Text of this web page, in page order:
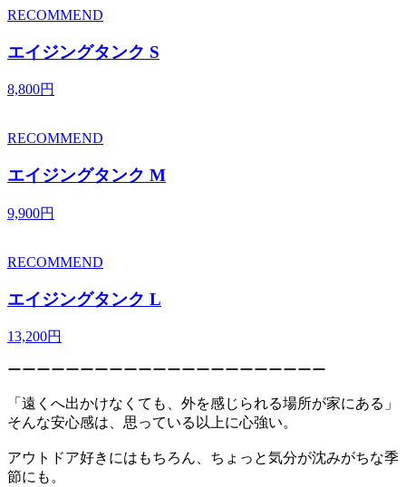
RECOMMEND
エイジングタンク S
8,800円
RECOMMEND
エイジングタンク M
9,900円
RECOMMEND
エイジングタンク L
13,200円
ーーーーーーーーーーーーーーーーーーーーーー
「遠くへ出かけなくても、外を感じられる場所が家にある」
そんな安心感は、思っている以上に心強い。
アウトドア好きにはもちろん、ちょっと気分が沈みがちな季
節にも。